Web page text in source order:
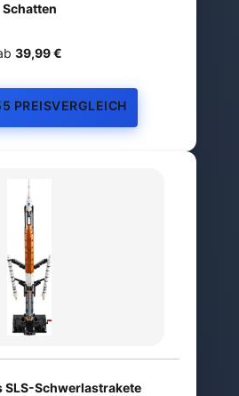
Schatten
39,99 €
PREISVERGLEICH
SLS-Schwerlastrakete